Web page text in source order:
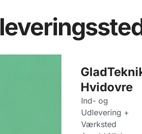
Hvidovre
Ind- og
Udlevering +
Værksted